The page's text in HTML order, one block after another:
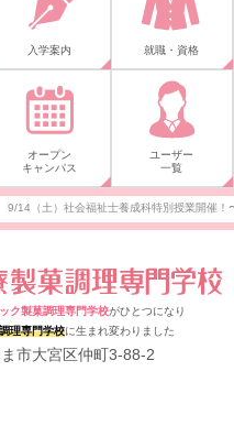
入学案内 就職・資格
オープン
キャンパス
ユーザー
一覧
9/14（土）社会福祉士養成科特別授業開催！
ク製菓調理専門学校がひとつになり
理専門学校に生まれ変わりました
市大宮区仲町3-88-2